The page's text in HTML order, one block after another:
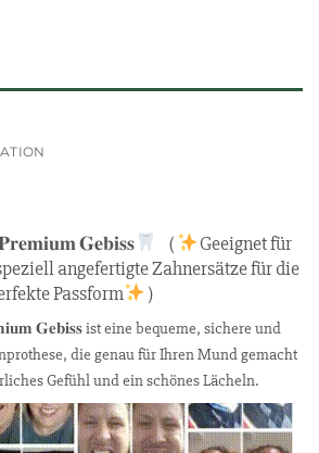
𝐆𝐞𝐛𝐢𝐬𝐬 （
Geeignet für
angefertigte Zahnersätze für die
Passform
）
𝐆𝐞𝐛𝐢𝐬𝐬 ist eine bequeme, sichere und
die genau für Ihren Mund gemacht
Gefühl und ein schönes Lächeln.